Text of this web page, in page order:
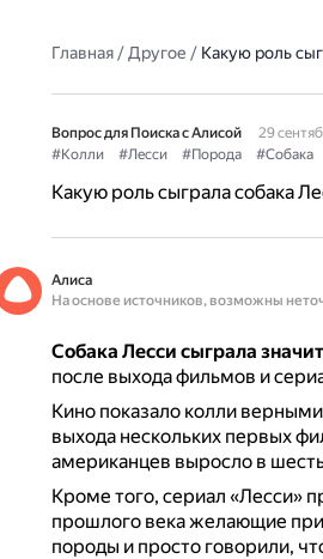
Главная/Другое / Какую роль
Вопрос для Поиска с Алисой
29
#Колли
#Лесси #Порода #Собака
Какую роль сыграла собака
Алиса
На основе источников, возможны
Собака Лесси сыграла
после выхода фильмов и
Кино показало колли
выхода нескольких первых
американцев выросло в
Кроме того, сериал «Лесси»
прошлого века желающие
породы и просто говорили,